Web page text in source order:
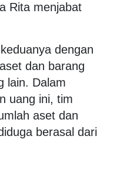
Rita menjabat
dengan
dan barang
lain. Dalam
uang ini, tim
aset dan
berasal dari